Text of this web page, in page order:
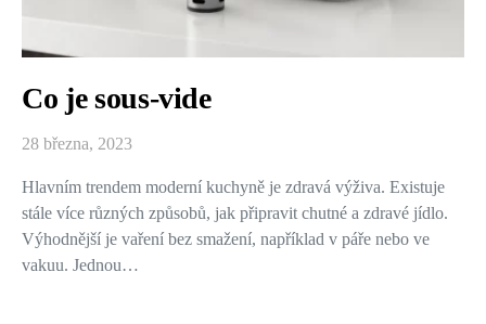
Co je sous-vide
28 března, 2023
Hlavním trendem moderní kuchyně je zdravá výživa. Existuje
stále více různých způsobů, jak připravit chutné a zdravé jídlo.
Výhodnější je vaření bez smažení, například v páře nebo ve
vakuu. Jednou…